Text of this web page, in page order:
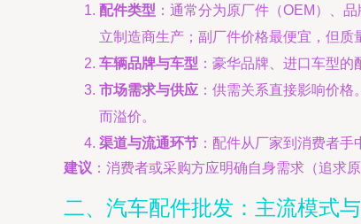
配件类型 ：通常分为原厂件（OEM）、
立制造商生产；副厂件价格最便宜，但质
车辆品牌与车型 ：豪华品牌、进口车型
市场需求与供应 ：供需关系直接影响价
而溢价。
渠道与流通环节 ：配件从厂家到消费者
建议 ：消费者或采购方应明确自身需求（追求
二、汽车配件批发：主流模式